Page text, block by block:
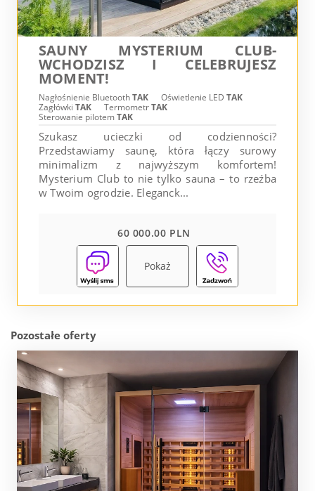
SAUNY MYSTERIUM CLUB-
WCHODZISZ I CELEBRUJESZ
MOMENT!
Nagłośnienie BluetoothTAK Oświetlenie LED TAK
Zagłówki TAK TermometrTAK
Sterowanie pilotemTAK
Szukasz ucieczki od codzienności?
Przedstawiamy saunę, która łączy surowy
minimalizm z najwyższym komfortem!
Mysterium Club to nie tylko sauna – to rzeźba
w Twoim ogrodzie. Eleganck...
60 000.00 PLN
Pokaż
Pozostałe oferty